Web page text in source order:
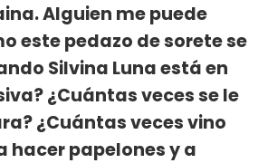
Alguien me puede
este pedazo de sorete se
Silvina Luna está en
¿Cuántas veces se le
¿Cuántas veces vino
hacer papelones y a